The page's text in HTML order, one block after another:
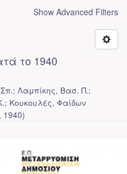
Show Advanced Filters
το 1940
Λαμπίκης, Βασ. Π.;
Κουκουλές, Φαίδων
, 1940)